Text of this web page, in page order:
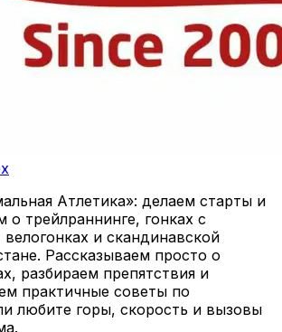
Атлетика»: делаем старты и
о трейлраннинге, гонках с
и скандинавской
Рассказываем просто о
разбираем препятствия и
практичные советы по
любите горы, скорость и вызовы